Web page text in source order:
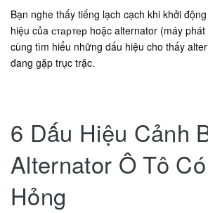
Bạn nghe thấy tiếng lạch cạch khi khởi
hiệu của стартер hoặc alternator (máy
cùng tìm hiểu những dấu hiệu cho thấy
đang gặp trục trặc.
6 Dấu Hiệu Cảnh
Alternator Ô Tô
Hỏng